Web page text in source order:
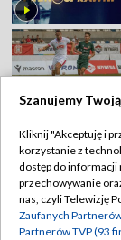
Szanujemy
Kliknij "Akceptuję i
korzystanie z
dostęp do informacji
przechowywanie
nas, czyli Telewizję
Zaufanych
Partnerów TVP (93